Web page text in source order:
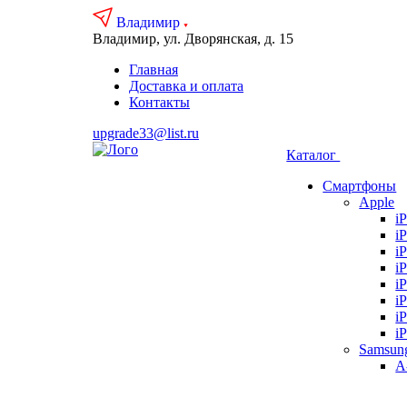
Владимир
Владимир, ул. Дворянская, д. 15
Главная
Доставка и оплата
Контакты
upgrade33@list.ru
Каталог
Смартфоны
Apple